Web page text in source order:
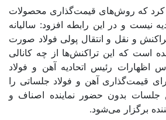
کرد که روش‌های قیمت‌گذاری محصولات
نیست و در این رابطه افزود: سالیانه
و نقل و انتقال پولی فولاد صورت
که این تراکنش‌ها از چه کانالی
اظهارات رئیس اتحادیه آهن و فولاد
قیمت‌گذاری آهن و فولاد جلساتی را
بدون حضور نماینده اصناف و
برگزار می‌شود.